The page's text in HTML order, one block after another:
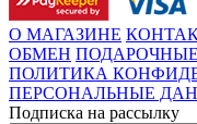
О МАГАЗИНЕ
ОБМЕН
ПОЛИТИКА
ПЕРСОНАЛЬНЫЕ
Подписка на рассылку